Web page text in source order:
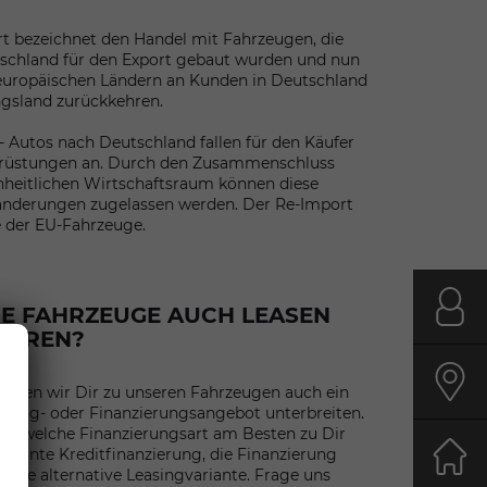
bezeichnet den Handel mit Fahrzeugen, die
für den Export gebaut wurden und nun
Ländern an Kunden in Deutschland
zurückkehren.
nach Deutschland fallen für den Käufer
an. Durch den Zusammenschluss
Wirtschaftsraum können diese
zugelassen werden. Der Re-Import
EU-Fahrzeuge.
FAHRZEUGE AUCH LEASEN
wir Dir zu unseren Fahrzeugen auch ein
oder Finanzierungsangebot unterbreiten.
welche Finanzierungsart am Besten zu Dir
Kreditfinanzierung, die Finanzierung
alternative Leasingvariante. Frage uns